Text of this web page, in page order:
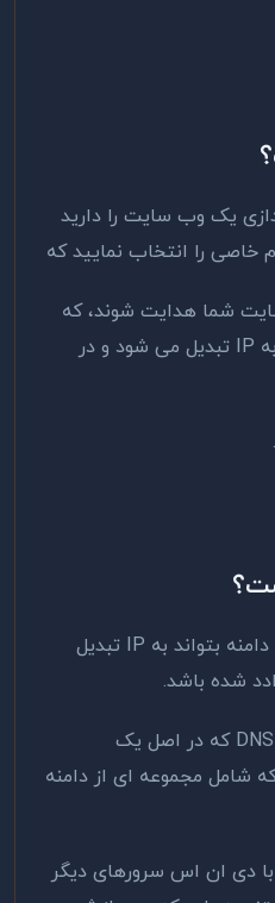
یک وب سایت را دارید
خاصی را انتخاب نمایید که
شما هدایت شوند، که
این نام با استفاده از DNS به IP تبدیل می شود و در
در واقع برای این که یک نام دامنه بتواند به IP تبدیل
هر هاستینگ یک DNS SERVER که در اصل یک
شامل مجموعه ای از دامنه
دی ان اس سرورهای دیگر